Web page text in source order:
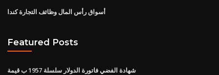
أسواق رأس المال وظائف التجارة كندا
Featured Posts
شهادة الفضي فاتورة الدولار سلسلة 1957 ب قيمة